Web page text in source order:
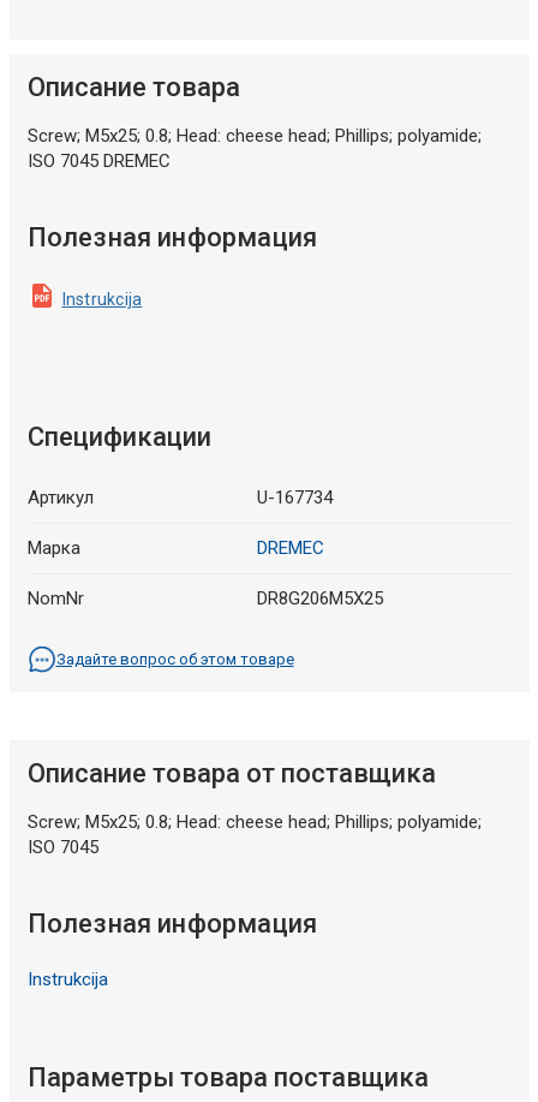
Описание товара
Screw; M5x25; 0.8; Head: cheese head; Phillips; polyamide;
ISO 7045 DREMEC
Полезная информация
Instrukcija
Спецификации
Артикул U-167734
Марка DREMEC
NomNr DR8G206M5X25
Задайте вопрос об этом товаре
Описание товара от поставщика
Screw; M5x25; 0.8; Head: cheese head; Phillips; polyamide;
ISO 7045
Полезная информация
Instrukcija
Параметры товара поставщика